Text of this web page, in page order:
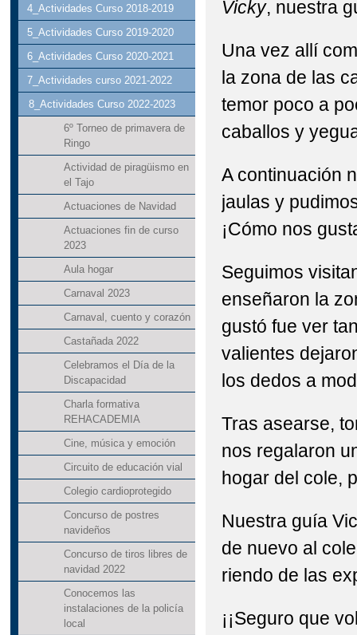
4_Actividades Curso 2018-2019
5_Actividades Curso 2019-2020
6_Actividades Curso 2020-2021
7_Actividades curso 2021-2022
8_Actividades Curso 2022-2023
6º Torneo de primavera de
Ringo
Actividad de piragüismo en
el Tajo
Actuaciones de Navidad
Actuaciones fin de curso
2023
Aula hogar
Carnaval 2023
Carnaval, cuento y corazón
Castañada 2022
Celebramos el Día de la
Discapacidad
Charla formativa
REHACADEMIA
Cine, música y emoción
Circuito de educación vial
Colegio cardioprotegido
Concurso de postres
navideños
Concurso de tiros libres de
navidad 2022
Conocemos las
instalaciones de la policía
local
Vicky, nuestra
Una vez allí
la zona de las
temor poco a
caballos y
A continuación
jaulas y
¡Cómo nos
Seguimos
enseñaron la
gustó fue ver
valientes
los dedos a
Tras asearse,
nos regalaron
hogar del cole,
Nuestra guía
de nuevo al
riendo de las
¡¡Seguro que